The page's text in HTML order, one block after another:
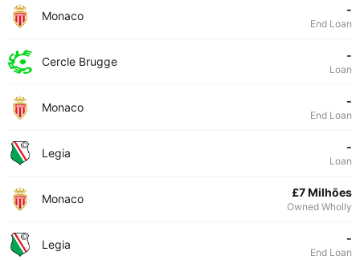
Monaco -
End Loan
Cercle Brugge -
Loan
Monaco -
End Loan
Legia -
Loan
Monaco £7 Milhões
Owned Wholly
Legia -
End Loan